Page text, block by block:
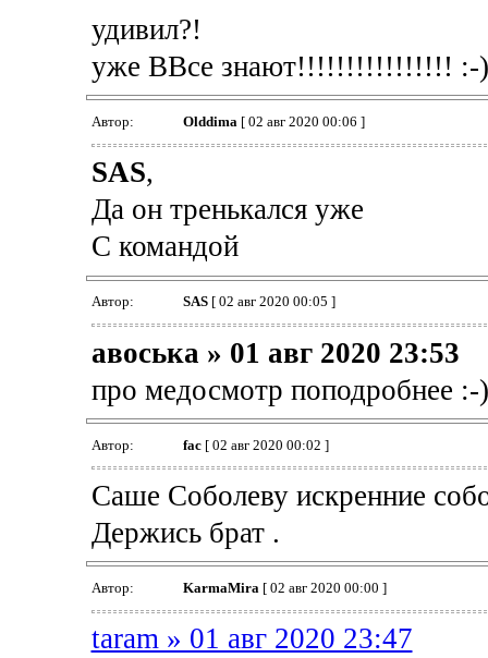
удивил?!
уже ВВсе знают!!!!!!!!!!!!!!!! :-)
Автор: Olddima[ 02 авг 2020 00:06 ]
SAS,
Да он тренькался уже
С командой
Автор: SAS[ 02 авг 2020 00:05 ]
авоська » 01 авг 2020 23:53
про медосмотр поподробнее :-)
Автор: fac[ 02 авг 2020 00:02 ]
Саше Соболеву искренние
Держись брат .
Автор: KarmaMira[ 02 авг 2020 00:00 ]
taram » 01 авг 2020 23:47